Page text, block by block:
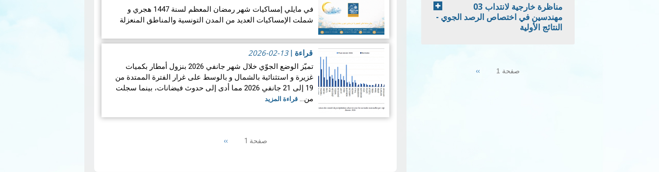
في مايلي إمساكيات شهر رمضان المعظم لسنة 1447 هجري و
شملت الإمساكيات العديد من المدن التونسية والمناطق المنعزلة
قراءة |
2026-02-13
تميّز الوضع الجوّي خلال شهر جانفي 2026 بنزول أمطار بكميات
غزيرة و استثنائية بالشمال و بالوسط على غرار الفترة الممتدة من
19 إلى 21 جانفي 2026 مما أدى إلى حدوث فيضانات، بينما سجلت
من…قراءة المزيد
صفحة 1 Next
››
مناظرة خارجية لانتداب 03
مهندسين في اختصاص الرصد الجوي -
النتائج الأولية
صفحة 1 Next
››